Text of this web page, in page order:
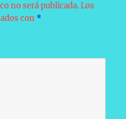
no será publicada. Los
con *